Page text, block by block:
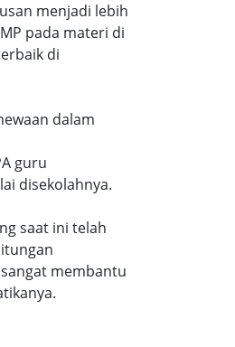
menjadi lebih
pada materi di
di
dalam
guru
disekolahnya.
saat ini telah
membantu